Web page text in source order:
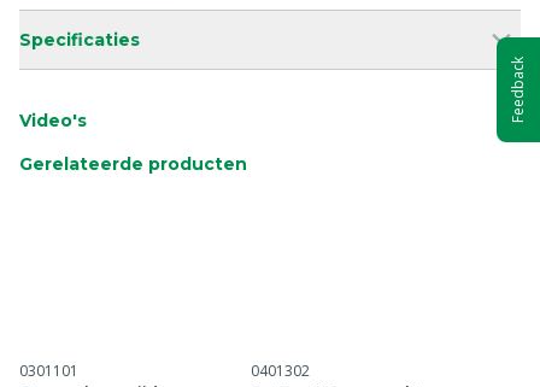
Specificaties
Video's
Gerelateerde producten
0301101 0401302
Feedback